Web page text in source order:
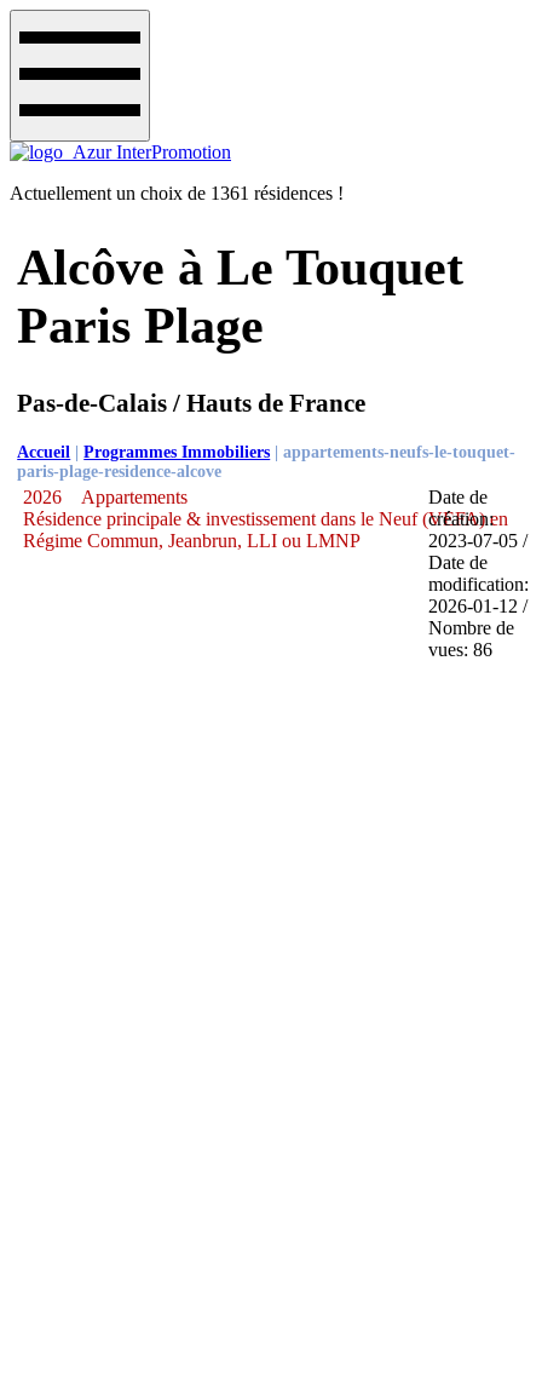
Actuellement un choix de 1361 résidences !
Alcôve à Le Touquet
Paris Plage
Pas-de-Calais / Hauts de France
Accueil |Programmes Immobiliers |appartements-neufs-le-touquet-
paris-plage-residence-alcove
2026
Appartements
Résidence principale & investissement dans le Neuf (VEFA) en
Régime Commun, Jeanbrun, LLI ou LMNP
Date de
création:
2023-07-05 /
Date de
modification:
2026-01-12 /
Nombre de
vues: 86